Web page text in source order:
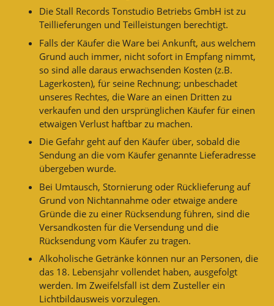
Die Stall Records Tonstudio Betriebs GmbH ist zu
Teillieferungen und Teilleistungen berechtigt.
Falls der Käufer die Ware bei Ankunft, aus welchem
Grund auch immer, nicht sofort in Empfang nimmt,
so sind alle daraus erwachsenden Kosten (z.B.
Lagerkosten), für seine Rechnung; unbeschadet
unseres Rechtes, die Ware an einen Dritten zu
verkaufen und den ursprünglichen Käufer für einen
etwaigen Verlust haftbar zu machen.
Die Gefahr geht auf den Käufer über, sobald die
Sendung an die vom Käufer genannte Lieferadresse
übergeben wurde.
Bei Umtausch, Stornierung oder Rücklieferung auf
Grund von Nichtannahme oder etwaige andere
Gründe die zu einer Rücksendung führen, sind die
Versandkosten für die Versendung und die
Rücksendung vom Käufer zu tragen.
Alkoholische Getränke können nur an Personen, die
das 18. Lebensjahr vollendet haben, ausgefolgt
werden. Im Zweifelsfall ist dem Zusteller ein
Lichtbildausweis vorzulegen.